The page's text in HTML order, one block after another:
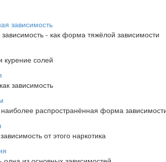
зависимость
- как форма тяжёлой зависимости
курение солей
зависимость
распространённая форма
от этого наркотика